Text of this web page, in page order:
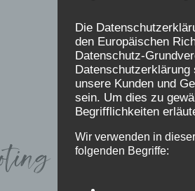
Die
den Europäischen
Datenschutz-
unsere Kunden und
sein. Um dies zu
Begrifflichkeiten
Wir verwenden in
folgenden Begriffe: